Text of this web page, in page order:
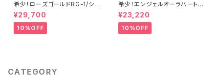
希少！ローズゴールドRG-1/シエ
ラ産アンダラクリスタル
¥29,700
10%OFF
希少！エンジェルオーラハートオ
ブゴッドウィズインピンク・シー
フォームAHGWPK-10シエラ産
アンダラクリスタル
¥23,220
10%OFF
CATEGORY